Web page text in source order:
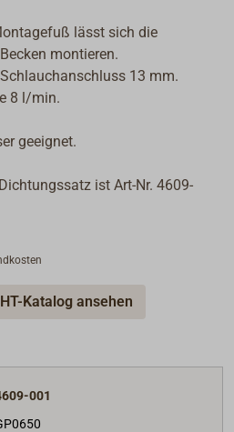
lässt sich die
montieren.
13 mm.
8 l/min.
geeignet.
ist Art-Nr. 4609-
Katalog ansehen
001